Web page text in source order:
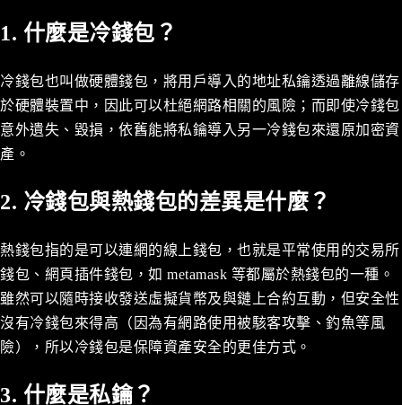
1. 什麼是冷錢包？
冷錢包也叫做硬體錢包，將用戶導入的地址私鑰透過離線儲存
於硬體裝置中，因此可以杜絕網路相關的風險；而即使冷錢包
意外遺失、毀損，依舊能將私鑰導入另一冷錢包來還原加密資
產。
2. 冷錢包與熱錢包的差異是什麼？
熱錢包指的是可以連網的線上錢包，也就是平常使用的交易所
錢包、網頁插件錢包，如 metamask 等都屬於熱錢包的一種。
雖然可以隨時接收發送虛擬貨幣及與鏈上合約互動，但安全性
沒有冷錢包來得高（因為有網路使用被駭客攻擊、釣魚等風
險），所以冷錢包是保障資產安全的更佳方式。
3. 什麼是私鑰？